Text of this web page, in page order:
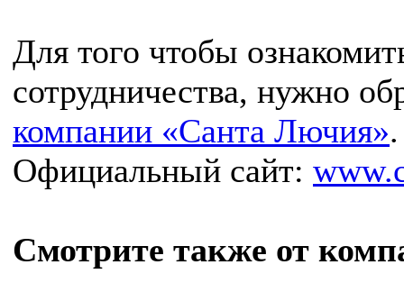
Для того чтобы
сотрудничества, нужно
компании «Санта Лючия».
Официальный сайт:
Смотрите также от